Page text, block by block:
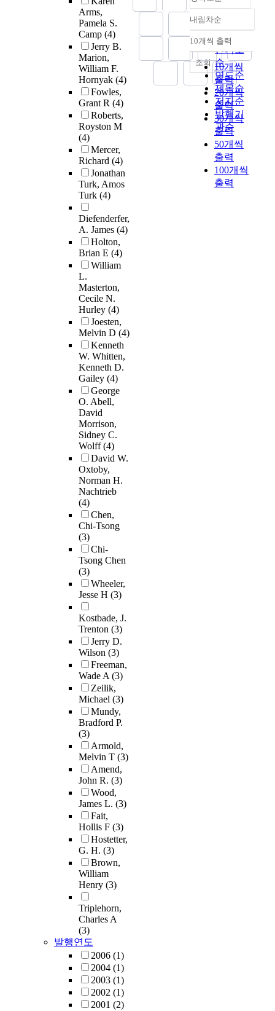
Arms,
Pamela S.
Camp (4)
Jerry B.
Marion,
William F.
Hornyak (4)
Fowles,
Grant R (4)
Roberts,
Royston M
(4)
Mercer,
Richard (4)
Jonathan
Turk, Amos
Turk (4)
Diefenderfer,
A. James (4)
Holton,
Brian E (4)
William
L.
Masterton,
Cecile N.
Hurley (4)
Joesten,
Melvin D (4)
Kenneth
W. Whitten,
Kenneth D.
Gailey (4)
George
O. Abell,
David
Morrison,
Sidney C.
Wolff(4)
David W.
Oxtoby,
Norman H.
Nachtrieb
(4)
Chen,
Chi-Tsong
(3)
Chi-
Tsong Chen
(3)
Wheeler,
Jesse H (3)
Kostbade, J.
Trenton (3)
Jerry D.
Wilson (3)
Freeman,
Wade A(3)
Zeilik,
Michael (3)
Mundy,
Bradford P.
(3)
Armold,
Melvin T (3)
Amend,
John R. (3)
Wood,
James L. (3)
Fait,
Hollis F (3)
Hostetter,
G. H. (3)
Brown,
William
Henry (3)
Triplehorn,
Charles A
(3)
발행연도
2006 (1)
2004 (1)
2003 (1)
2002 (1)
2001 (2)
정확도
순
인기도
순
연도순
제목순
저자순
발행기
관순
내림차순
내림차순
10개씩 출력
10개씩
출력
20개씩
출력
30개씩
출력
50개씩
출력
100개씩
출력
조회